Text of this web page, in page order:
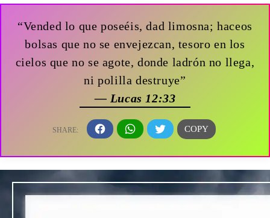
“Vended lo que poseéis, dad limosna; haceos
bolsas que no se envejezcan, tesoro en los
cielos que no se agote, donde ladrón no llega,
ni polilla destruye”
— Lucas 12:33